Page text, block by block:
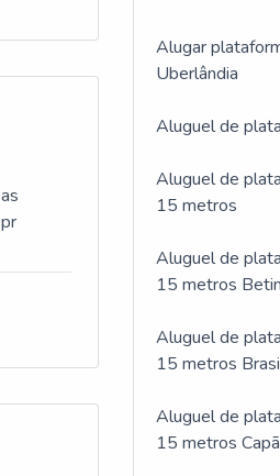
Alugar
Uberlândia
Aluguel de
Aluguel de
15 metros
Aluguel de
15 metros
Aluguel de
15 metros
Aluguel de
15 metros